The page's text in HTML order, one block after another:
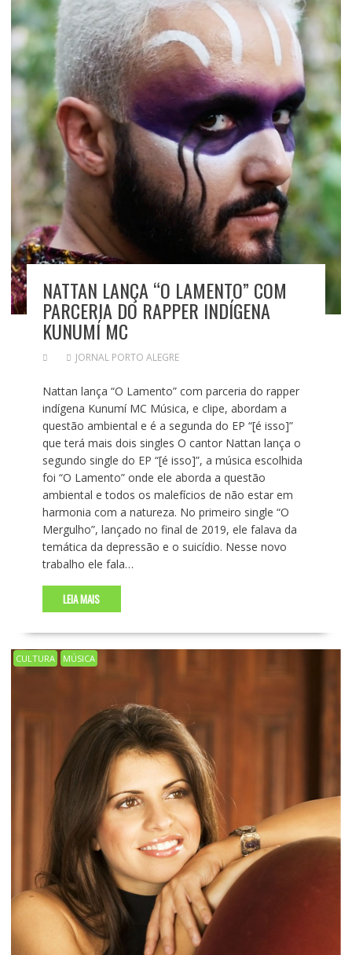
NATTAN LANÇA “O LAMENTO” COM
PARCERIA DO RAPPER INDÍGENA
KUNUMÍ MC
JORNAL PORTO ALEGRE
Nattan lança “O Lamento” com parceria do rapper
indígena Kunumí MC Música, e clipe, abordam a
questão ambiental e é a segunda do EP “[é isso]”
que terá mais dois singles O cantor Nattan lança o
segundo single do EP “[é isso]”, a música escolhida
foi “O Lamento” onde ele aborda a questão
ambiental e todos os malefícios de não estar em
harmonia com a natureza. No primeiro single “O
Mergulho”, lançado no final de 2019, ele falava da
temática da depressão e o suicídio. Nesse novo
trabalho ele fala…
LEIA MAIS
CULTURA MÚSICA